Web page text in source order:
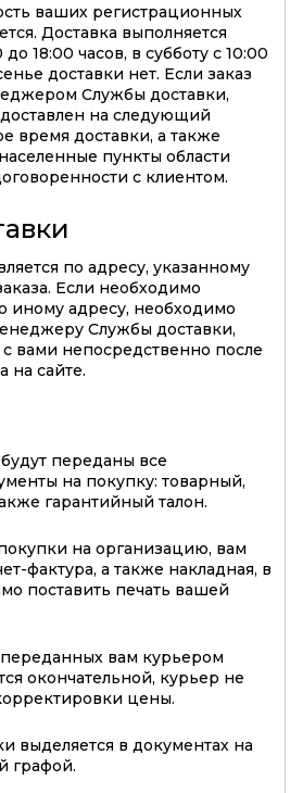
ваших регистрационных
Доставка выполняется
18:00 часов, в субботу с 10:00
доставки нет. Если заказ
Службы доставки,
на следующий
время доставки, а также
пункты области
с клиентом.
по адресу, указанному
Если необходимо
иному адресу, необходимо
Службы доставки,
вами непосредственно после
на сайте.
переданы все
на покупку: товарный,
гарантийный талон.
на организацию, вам
фактура, а также накладная, в
поставить печать вашей
вам курьером
окончательной, курьер не
цены.
выделяется в документах на
графой.